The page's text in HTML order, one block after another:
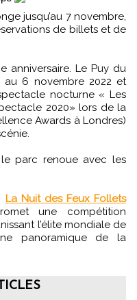
de billets et de
anniversaire. Le Puy du
6 novembre 2022 et
nocturne « Les
2020» lors de la
Awards à Londres)
le parc renoue avec les
La Nuit des Feux Follets
une compétition
l’élite mondiale de
panoramique de la